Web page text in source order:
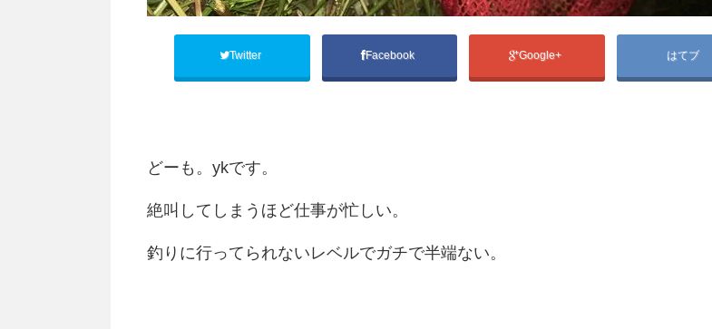
Twitter Facebook Google+ はてブ
どーも。ykです。
絶叫してしまうほど仕事が忙しい。
釣りに行ってられないレベルでガチで半端ない。